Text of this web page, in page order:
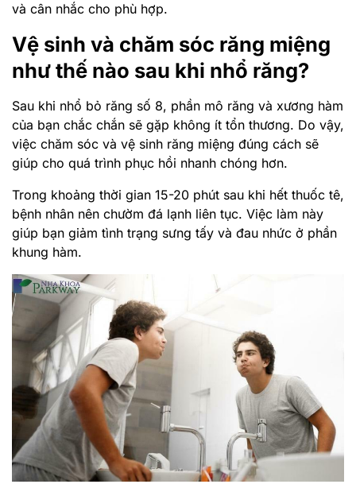
và cân nhắc cho phù hợp.
Vệ sinh và chăm sóc răng miệng
như thế nào sau khi nhổ răng?
Sau khi nhổ bỏ răng số 8, phần mô răng và xương hàm
của bạn chắc chắn sẽ gặp không ít tổn thương. Do vậy,
việc chăm sóc và vệ sinh răng miệng đúng cách sẽ
giúp cho quá trình phục hồi nhanh chóng hơn.
Trong khoảng thời gian 15-20 phút sau khi hết thuốc tê,
bệnh nhân nên chườm đá lạnh liên tục. Việc làm này
giúp bạn giảm tình trạng sưng tấy và đau nhức ở phần
khung hàm.